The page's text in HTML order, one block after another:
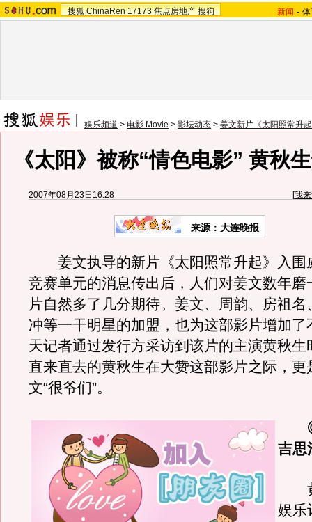
搜狐 ChinaRen 17173 焦点房地产 搜狗 新闻 -
娱乐频道 > 电影 Movie > 影坛动态 > 姜文新片《太阳照常升
《太阳》被称“情色电影” 黄秋
2007年08月23日16:28 [我
来源：大连晚报
姜文执导的新片《太阳照常升起》入围
竞赛单元的消息传出后，人们对姜文数年磨
片自然多了几分期待。姜文、周韵、房祖名
冲等一干明星的加盟，也为这部影片增加了
天记者通过发行方采访到该片的主演黄秋生
直来直去的黄秋生在大赞这部影片之际，更
文“很爷们”。
吉思
黄
娱乐